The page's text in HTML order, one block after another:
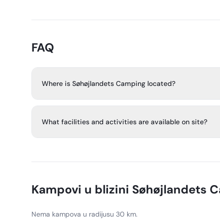
FAQ
Where is Søhøjlandets Camping located?
Gudenå River.
What facilities and activities are available on site?
walking paths, a kiosk, a multi-sport court, a parkour/
Kampovi u blizini Søhøjlandets
Nema kampova u radijusu 30 km.